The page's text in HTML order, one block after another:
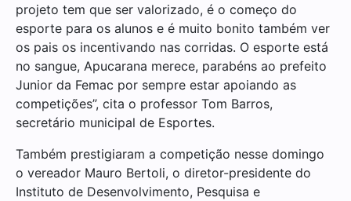
projeto tem que ser valorizado, é o começo do
esporte para os alunos e é muito bonito também ver
os pais os incentivando nas corridas. O esporte está
no sangue, Apucarana merece, parabéns ao prefeito
Junior da Femac por sempre estar apoiando as
competições”, cita o professor Tom Barros,
secretário municipal de Esportes.
Também prestigiaram a competição nesse domingo
o vereador Mauro Bertoli, o diretor-presidente do
Instituto de Desenvolvimento, Pesquisa e